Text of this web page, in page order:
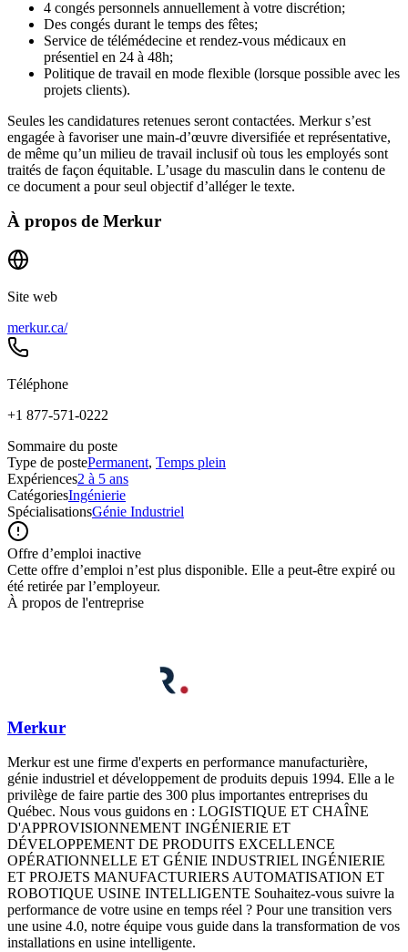
4 congés personnels annuellement à votre discrétion;
Des congés durant le temps des fêtes;
Service de télémédecine et rendez-vous médicaux en
présentiel en 24 à 48h;
Politique de travail en mode flexible (lorsque possible avec les
projets clients).
Seules les candidatures retenues seront contactées. Merkur s’est
engagée à favoriser une main-d’œuvre diversifiée et représentative,
de même qu’un milieu de travail inclusif où tous les employés sont
traités de façon équitable. L’usage du masculin dans le contenu de
ce document a pour seul objectif d’alléger le texte.
À propos de Merkur
Site web
merkur.ca/
Téléphone
+1 877-571-0222
Sommaire du poste
Type de postePermanent, Temps plein
Expériences2 à 5 ans
CatégoriesIngénierie
SpécialisationsGénie Industriel
Offre d’emploi inactive
Cette offre d’emploi n’est plus disponible. Elle a peut-être expiré ou
été retirée par l’employeur.
À propos de l'entreprise
Merkur
Merkur est une firme d'experts en performance manufacturière,
génie industriel et développement de produits depuis 1994. Elle a le
privilège de faire partie des 300 plus importantes entreprises du
Québec. Nous vous guidons en : LOGISTIQUE ET CHAÎNE
D'APPROVISIONNEMENT INGÉNIERIE ET
DÉVELOPPEMENT DE PRODUITS EXCELLENCE
OPÉRATIONNELLE ET GÉNIE INDUSTRIEL INGÉNIERIE
ET PROJETS MANUFACTURIERS AUTOMATISATION ET
ROBOTIQUE USINE INTELLIGENTE Souhaitez-vous suivre la
performance de votre usine en temps réel ? Pour une transition vers
une usine 4.0, notre équipe vous guide dans la transformation de vos
installations en usine intelligente.